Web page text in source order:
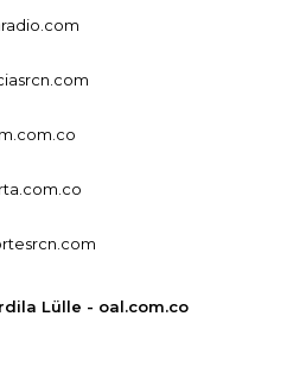
Lülle - oal.com.co